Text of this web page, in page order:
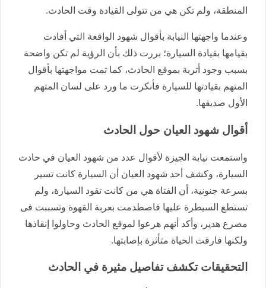
المنطقة، ولم تكن هي من تتولى القيادة وقت الحادث.
وعندما واجهتها النيابة بأقوال شهود الواقعة التي أفادت
بقيامها بقيادة السيارة؛ بررت ذلك بأن الرؤية لم تكن واضحة
بسبب وجود أتربة بموقع الحادث، كما تمت مواجهتها بأقوال
المتهم بقيادتها للسيارة فأنكرت ما ورد على لسان المتهم
الأول صديقها.
أقوال شهود العيان حول الحادث
واستمعت نيابة الجيزة لأقوال عدد من شهود العيان في حادث
السيارة، وكشف أحد شهود العيان أن السيارة كانت تسير
بسرعة جنونية، أن الفتاة هي من كانت تقود السيارة، ولم
تستطع السيطرة عليها فاصطدمت بعربة القهوة وتسببت فى
مصرع هدير، وأكد أنهم هرعوا لموقع الحادث وحاولوا إنقاذها
ولكنها فارقت الحياة متأثرة بإصابتها.
التحقيقات تكشف تفاصيل مثيرة في الحادث